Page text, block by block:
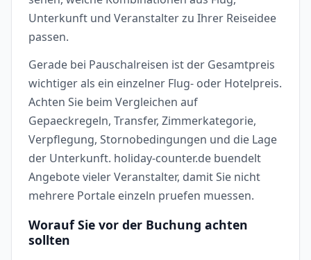
Unterkunft und Veranstalter zu Ihrer Reiseidee
passen.
Gerade bei Pauschalreisen ist der Gesamtpreis
wichtiger als ein einzelner Flug- oder Hotelpreis.
Achten Sie beim Vergleichen auf
Gepaeckregeln, Transfer, Zimmerkategorie,
Verpflegung, Stornobedingungen und die Lage
der Unterkunft. holiday-counter.de buendelt
Angebote vieler Veranstalter, damit Sie nicht
mehrere Portale einzeln pruefen muessen.
Worauf Sie vor der Buchung achten
sollten